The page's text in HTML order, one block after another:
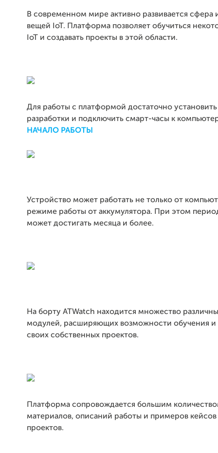
В современном мире активно развивается сфера
вещей IoT. Платформа позволяет обучиться
IoT и создавать проекты в этой области.
Для работы с платформой достаточно
разработки и подключить смарт-часы к
НАЧАЛО РАБОТЫ
Устройство может работать не только от
режиме работы от аккумулятора. При этом
может достигать месяца и более.
На борту ATWatch находится множество
модулей, расширяющих возможности обучения и
своих собственных проектов.
Платформа сопровождается большим
материалов, описаний работы и примеров
проектов.